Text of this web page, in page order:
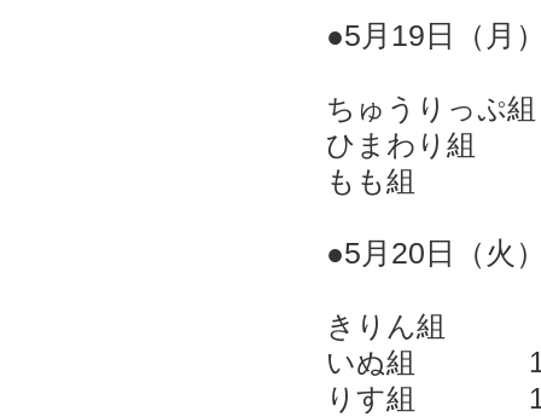
●5月19 日（月
ちゅうりっぷ組
ひまわり
もも組
●5月20 日（火
きりん組
いぬ組
りす組